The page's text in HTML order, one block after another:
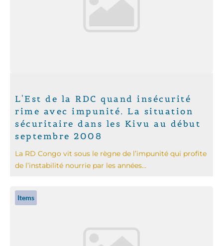
L'Est de la RDC quand insécurité
rime avec impunité. La situation
sécuritaire dans les Kivu au début
septembre 2008
La RD Congo vit sous le règne de l’impunité qui profite
de l’instabilité nourrie par les années...
Items